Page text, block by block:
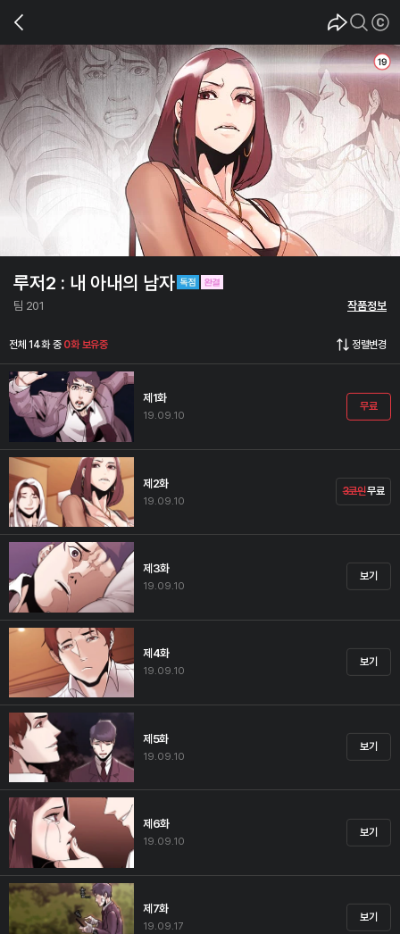
루저2 : 내 아내의 남자
팀 201 작품정보
전체 14화 중 0화 보유중 정렬변경
제1화
19.09.10
무료
제2화
19.09.10
3코인무료
제3화
19.09.10
보기
제4화
19.09.10
보기
제5화
19.09.10
보기
제6화
19.09.10
보기
제7화
19.09.17
보기